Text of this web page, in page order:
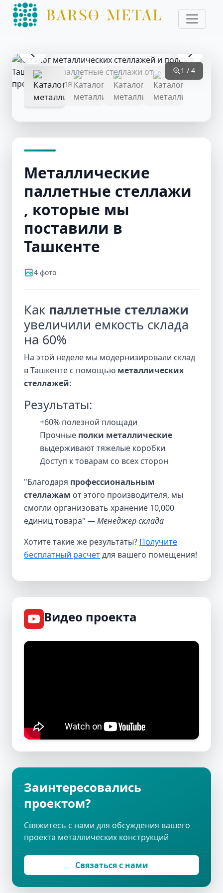
1 / 4
Металлические
паллетные стеллажи
, которые мы
поставили в
Ташкенте
4 фото
Как паллетные стеллажи
увеличили емкость склада
на 60%
На этой неделе мы модернизировали склад
в Ташкенте с помощью металлических
стеллажей:
Результаты:
+60% полезной площади
Прочные полки металлические
выдерживают тяжелые коробки
Доступ к товарам со всех сторон
"Благодаря профессиональным
стеллажам от этого производителя, мы
смогли организовать хранение 10,000
единиц товара" — Менеджер склада
Хотите такие же результаты? Получите
бесплатный расчетдля вашего помещения!
Видео проекта
Заинтересовались
проектом?
Свяжитесь с нами для обсуждения вашего
проекта металлических конструкций
Связаться с нами